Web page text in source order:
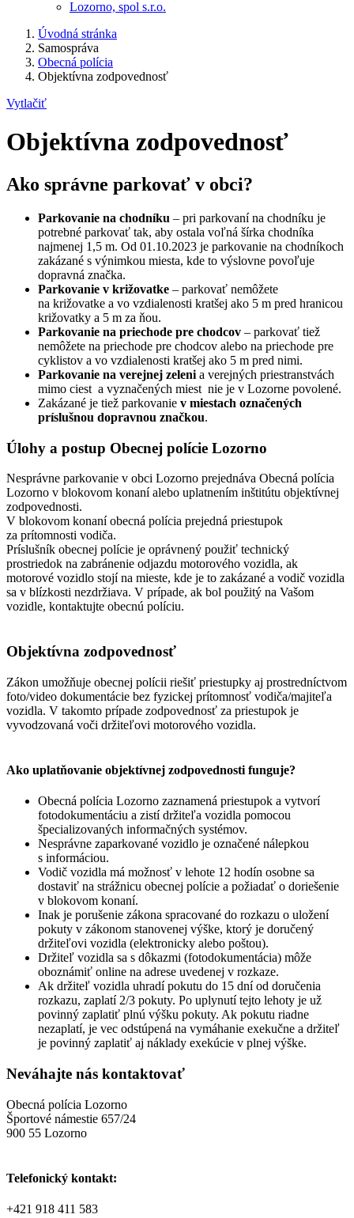
Lozorno, spol s.r.o.
Úvodná stránka
Samospráva
Obecná polícia
Objektívna zodpovednosť
Vytlačiť
Objektívna zodpovednosť
Ako správne parkovať v obci?
Parkovanie na chodníku – pri parkovaní na chodníku je
potrebné parkovať tak, aby ostala voľná šírka chodníka
najmenej 1,5 m. Od 01.10.2023 je parkovanie na chodníkoch
zakázané s výnimkou miesta, kde to výslovne povoľuje
dopravná značka.
Parkovanie v križovatke – parkovať nemôžete
na križovatke a vo vzdialenosti kratšej ako 5 m pred hranicou
križovatky a 5 m za ňou.
Parkovanie na priechode pre chodcov – parkovať tiež
nemôžete na priechode pre chodcov alebo na priechode pre
cyklistov a vo vzdialenosti kratšej ako 5 m pred nimi.
Parkovanie na verejnej zeleni a verejných priestranstvách
mimo ciest a vyznačených miest nie je v Lozorne povolené.
Zakázané je tiež parkovanie v miestach označených
príslušnou dopravnou značkou.
Úlohy a postup Obecnej polície Lozorno
Nesprávne parkovanie v obci Lozorno prejednáva Obecná polícia
Lozorno v blokovom konaní alebo uplatnením inštitútu objektívnej
zodpovednosti.
V blokovom konaní obecná polícia prejedná priestupok
za prítomnosti vodiča.
Príslušník obecnej polície je oprávnený použiť technický
prostriedok na zabránenie odjazdu motorového vozidla, ak
motorové vozidlo stojí na mieste, kde je to zakázané a vodič vozidla
sa v blízkosti nezdržiava. V prípade, ak bol použitý na Vašom
vozidle, kontaktujte obecnú políciu.
Objektívna zodpovednosť
Zákon umožňuje obecnej polícii riešiť priestupky aj prostredníctvom
foto/video dokumentácie bez fyzickej prítomnosť vodiča/majiteľa
vozidla. V takomto prípade zodpovednosť za priestupok je
vyvodzovaná voči držiteľovi motorového vozidla.
Ako uplatňovanie objektívnej zodpovednosti funguje?
Obecná polícia Lozorno zaznamená priestupok a vytvorí
fotodokumentáciu a zistí držiteľa vozidla pomocou
špecializovaných informačných systémov.
Nesprávne zaparkované vozidlo je označené nálepkou
s informáciou.
Vodič vozidla má možnosť v lehote 12 hodín osobne sa
dostaviť na strážnicu obecnej polície a požiadať o doriešenie
v blokovom konaní.
Inak je porušenie zákona spracované do rozkazu o uložení
pokuty v zákonom stanovenej výške, ktorý je doručený
držiteľovi vozidla (elektronicky alebo poštou).
Držiteľ vozidla sa s dôkazmi (fotodokumentácia) môže
oboznámiť online na adrese uvedenej v rozkaze.
Ak držiteľ vozidla uhradí pokutu do 15 dní od doručenia
rozkazu, zaplatí 2/3 pokuty. Po uplynutí tejto lehoty je už
povinný zaplatiť plnú výšku pokuty. Ak pokutu riadne
nezaplatí, je vec odstúpená na vymáhanie exekučne a držiteľ
je povinný zaplatiť aj náklady exekúcie v plnej výške.
Neváhajte nás kontaktovať
Obecná polícia Lozorno
Športové námestie 657/24
900 55 Lozorno
Telefonický kontakt:
+421 918 411 583